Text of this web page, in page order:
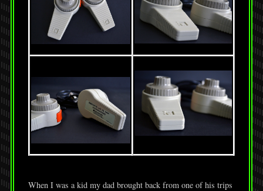
When I was a kid my dad brought back from one of his trips